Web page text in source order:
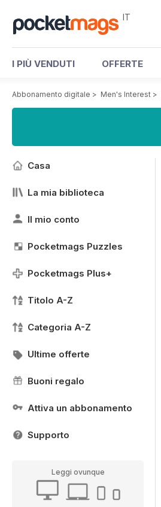
IT
I PIÙ VENDUTI OFFERTE
Abbonamento digitale > Men's Interest >
Casa
La mia biblioteca
Il mio conto
Pocketmags Puzzles
Pocketmags Plus+
Titolo A-Z
Categoria A-Z
Ultime offerte
Buoni regalo
Attiva un abbonamento
Supporto
Leggi ovunque